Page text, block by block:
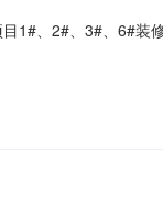
1#、2#、3#、6#装